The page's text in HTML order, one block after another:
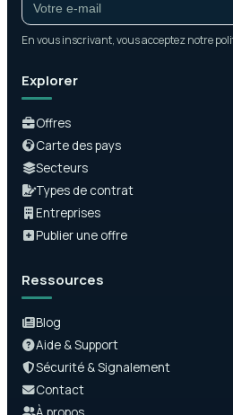
En vous inscrivant, vous acceptez notre
Explorer
Offres
Carte des pays
Secteurs
Types de contrat
Entreprises
Publier une offre
Ressources
Blog
Aide & Support
Sécurité & Signalement
Contact